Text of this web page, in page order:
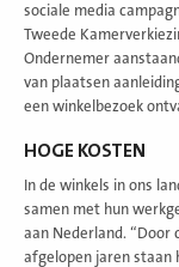
sociale media
Tweede
Ondernemer
van plaatsen
een winkelbezoek
HOGE KOSTEN
In de winkels in ons
samen met hun
aan Nederland. “Door
afgelopen jaren staan